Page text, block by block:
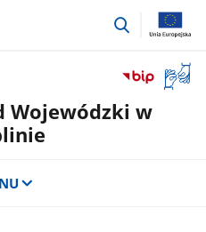
przejdź
okno
Wojewódzki w